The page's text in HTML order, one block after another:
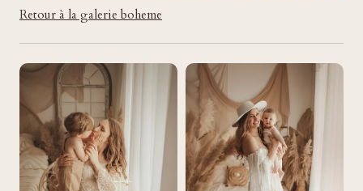
Retour à la galerie boheme